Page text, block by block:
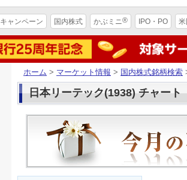
キャンペーン 国内株式 かぶミニ® IPO・PO
ホーム > マーケット情報 > 国内株式銘柄検索
日本リーテック(1938) チャート